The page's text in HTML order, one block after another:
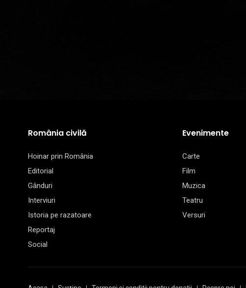
România civilă
Hoinar prin România
Editorial
Gânduri
Interviuri
Istoria pe razatoare
Reportaj
Social
Evenimente
Carte
Film
Muzica
Teatru
Versuri